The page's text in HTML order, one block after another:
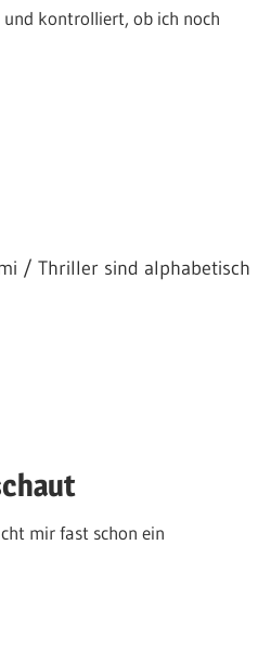
kontrolliert, ob ich noch
/ Thriller sind alphabetisch
mir fast schon ein